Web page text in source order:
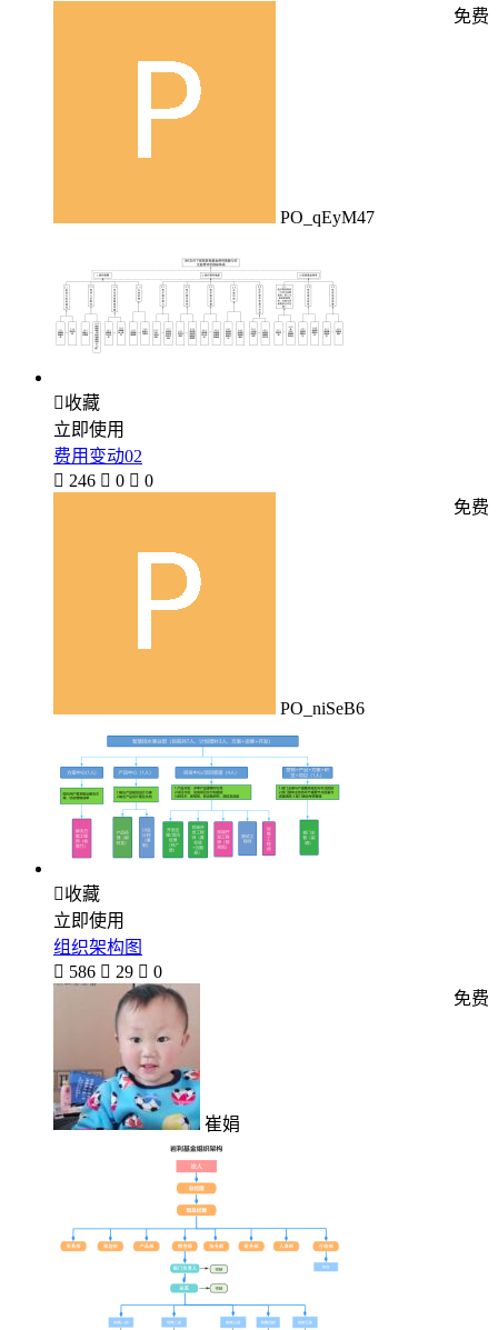
PO_qEyM47
免费
收藏
立即使用
费用变动02
 246  0  0
PO_niSeB6
免费
收藏
立即使用
组织架构图
 586  29  0
崔娟
免费